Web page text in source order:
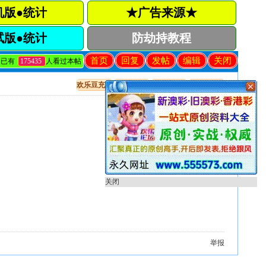
版●统计
★广告来源★
版●统计 防劫持教程
关闭
编辑
发帖
回复
首页
已有 175435 人看过本帖
欢乐豆充值 出售贴教程 开奖直播 只看该作者
举报
关闭